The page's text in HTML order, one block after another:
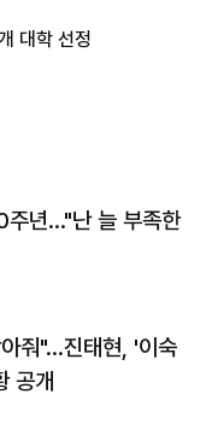
대학 선정
주년…"난 늘 부족한
줘"…진태현, '이숙
공개